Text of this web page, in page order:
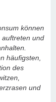
können
auftreten und
häufigsten,
des
und